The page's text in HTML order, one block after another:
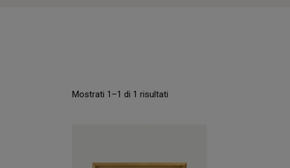
Mostrati 1–1 di 1 risultati